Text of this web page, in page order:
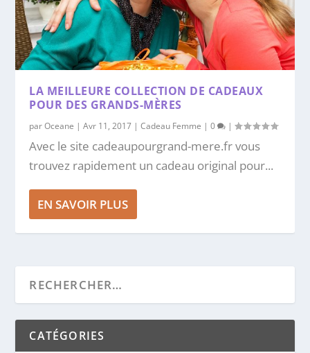
LA MEILLEURE COLLECTION DE CADEAUX
POUR DES GRANDS-MÈRES
parOceane |Avr 11, 2017 |Cadeau Femme |0 |
Avec le site cadeaupourgrand-mere.fr vous
trouvez rapidement un cadeau original pour...
EN SAVOIR PLUS
CATÉGORIES